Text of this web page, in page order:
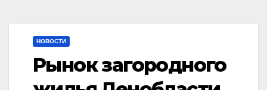
НОВОСТИ
Рынок загородного